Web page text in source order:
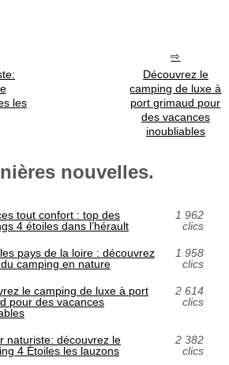
les
Découvrez le
camping de luxe à
port grimaud pour
des vacances
inoubliables
nouvelles.
tout confort : top des
4 étoiles dans l’hérault
1 962
clics
pays de la loire : découvrez
camping en nature
1 958
clics
le camping de luxe à port
pour des vacances
2 614
clics
naturiste: découvrez le
4 Étoiles les lauzons
2 382
clics